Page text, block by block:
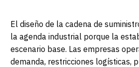
El diseño de la cadena de
la agenda industrial porque la
escenario base. Las empresas
demanda, restricciones logísticas,